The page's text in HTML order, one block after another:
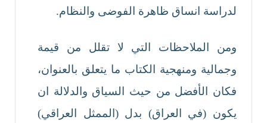
لدراسة انساق ظاهرة الفوضى والنظام.
ومن الملاحظات التي لا تقلل من قيمة
وجمالية ومنهجية الكتاب ما يتعلق بالعنوان،
فكان الأفضل من حيث السياق والدلالة ان
يكون (في العراق) بدل (الممثل العراقي)